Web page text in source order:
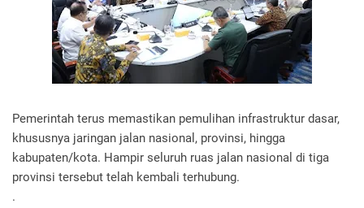
Pemerintah terus memastikan pemulihan infrastruktur dasar,
khususnya jaringan jalan nasional, provinsi, hingga
kabupaten/kota. Hampir seluruh ruas jalan nasional di tiga
provinsi tersebut telah kembali terhubung.
.